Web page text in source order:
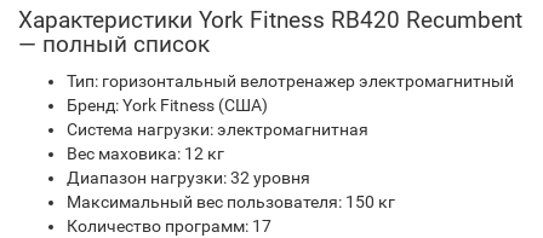
Характеристики York Fitness RB420 Recumbent
— полный список
Тип: горизонтальный велотренажер электромагнитный
Бренд: York Fitness (США)
Система нагрузки: электромагнитная
Вес маховика: 12 кг
Диапазон нагрузки: 32 уровня
Максимальный вес пользователя: 150 кг
Количество программ: 17